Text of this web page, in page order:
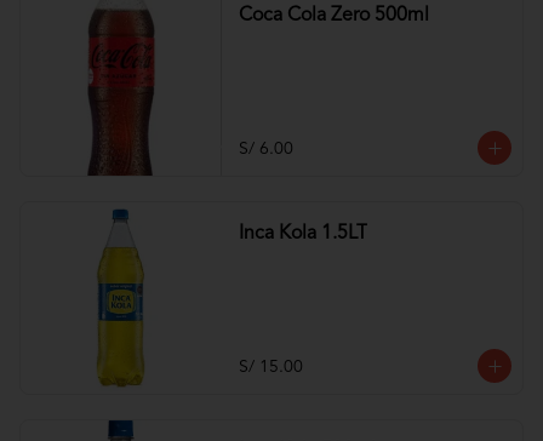
Coca Cola Zero 500ml
S/ 6.00
Inca Kola 1.5LT
S/ 15.00